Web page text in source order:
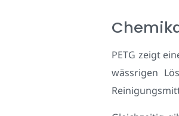
PETG zeigt
wässrigen